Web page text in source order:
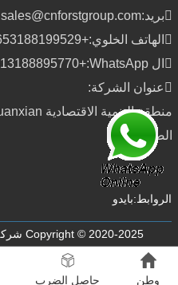
بريد:sales@cnforstgroup.com
الهاتف الخلوي:+8653188199529
ال WhatsApp:
+8613188895770
عنوان الشركة:
الصين
الروابط:بايدو
Copyright © 2020-2025 شركة Forst (Shandong) Co.، Ltd.
وطن حاصل الضرب